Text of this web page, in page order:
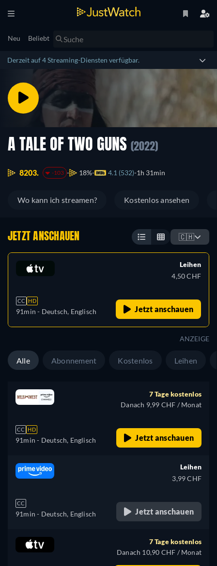
Neu Beliebt
Derzeit auf 4 Streaming-Diensten verfügbar.
A TALE OF TWO GUNS (2022)
8203. -103 18% 4.1 (532) 1h 31min
Wo kann ich streamen? Kostenlos ansehen
JETZT ANSCHAUEN 🇨🇭
CC HD
91min - Deutsch, Englisch
Leihen
4,50 CHF
Jetzt anschauen
ANZEIGE
Alle Abonnement Kostenlos Leihen
CC HD
91min - Deutsch, Englisch
7 Tage kostenlos
Danach 9,99 CHF / Monat
Jetzt anschauen
CC
91min - Deutsch, Englisch
Leihen
3,99 CHF
Jetzt anschauen
7 Tage kostenlos
Danach 10,90 CHF / Monat